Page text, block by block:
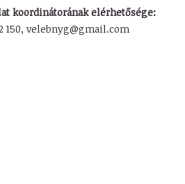
koordinátorának elérhetősége:
150, velebnyg@gmail.com